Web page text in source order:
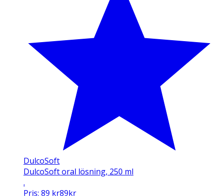
DulcoSoft
DulcoSoft oral lösning, 250 ml
.
Pris: 89 kr89kr